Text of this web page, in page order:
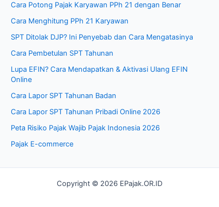
Cara Potong Pajak Karyawan PPh 21 dengan Benar
Cara Menghitung PPh 21 Karyawan
SPT Ditolak DJP? Ini Penyebab dan Cara Mengatasinya
Cara Pembetulan SPT Tahunan
Lupa EFIN? Cara Mendapatkan & Aktivasi Ulang EFIN
Online
Cara Lapor SPT Tahunan Badan
Cara Lapor SPT Tahunan Pribadi Online 2026
Peta Risiko Pajak Wajib Pajak Indonesia 2026
Pajak E-commerce
Copyright © 2026 EPajak.OR.ID